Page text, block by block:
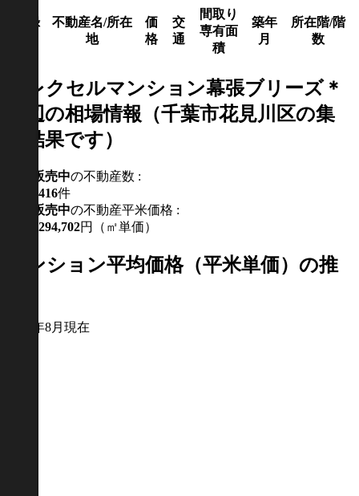
登録
不動産名/所在
地
価
格
交
通
間取り
専有面
積
築年
月
所在階/階
数
＊レクセルマンション幕張ブリーズ＊
周辺の相場情報（千葉市花見川区の集
計結果です）
販売中の不動産数 :
416件
販売中の不動産平米価格 :
294,702円（㎡単価）
マンション平均価格（平米単価）の推
2026年8月現在